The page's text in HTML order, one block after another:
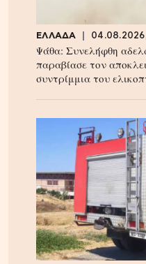
ΕΛΛΑΔΑ 04.08.2026,
Ψάθα: Συνελήφθη
παραβίασε τον
συντρίμμια του